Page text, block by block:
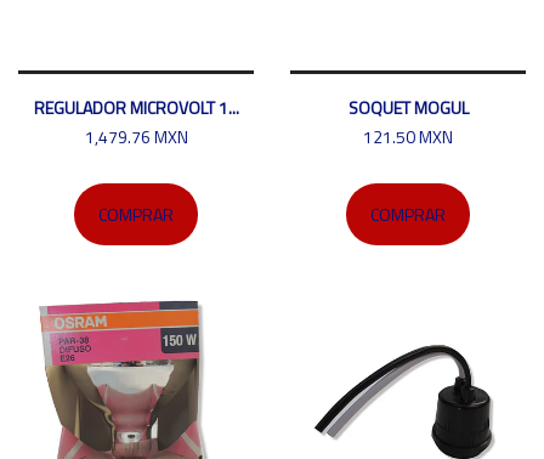
REGULADOR MICROVOLT 1...
1,479.76 MXN
COMPRAR
SOQUET MOGUL
121.50 MXN
COMPRAR